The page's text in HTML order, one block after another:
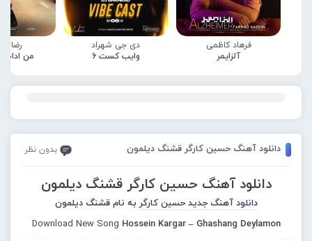
فرهاد کاظمی
آلزایمر
دی جی شهراد
وایب کست 6
رضا
من
دانلود آهنگ حسین کارگر قشنگ دیلمون بدون نظر
دانلود آهنگ حسین کارگر قشنگ دیلمون
دانلود آهنگ جدید حسین کارگر به نام قشنگ دیلمون
Download New Song Hossein Kargar – Ghashang Deylamon